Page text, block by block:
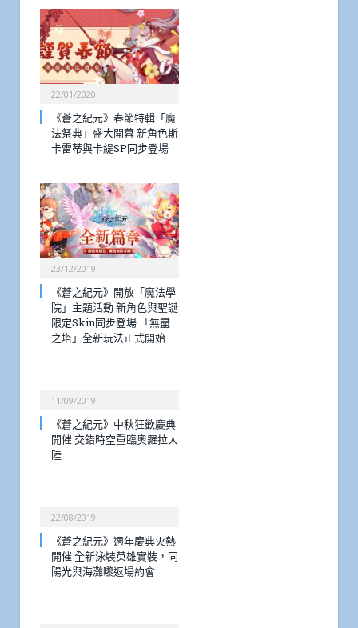
22/01/2020
《蒼之紀元》春節特輯「魔
法祭典」盛大開幕 新角色斯
卡雷蒂與卡緹SP同步登場
23/12/2019
《蒼之紀元》開放「魔法學
院」主題活動 新角色與聖誕
限定Skin同步登場 「無盡
之塔」全新玩法正式開始
11/09/2019
《蒼之紀元》中秋狂歡慶典
開催 交錯時空重臨奧羅拉大
陸
22/08/2019
《蒼之紀元》週年慶典火熱
開催 全新泳裝英雄實裝，同
陽光與海灘嚟返場約會